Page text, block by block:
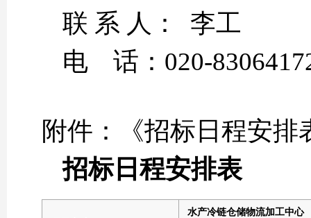
联 系 人： 李工
电 话：020-
附件：《招标日程安排
招标日程安排表
水产冷链仓储物流加工中心